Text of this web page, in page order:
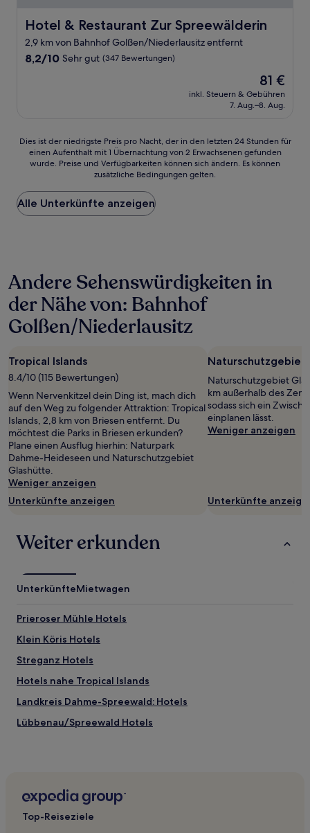
Hotel & Restaurant Zur Spreewälderin
Hotel & Restaurant Zur Spreewälderin
2,9 km von Bahnhof Golßen/Niederlausitz entfernt
8.2
8,2/10 Sehr gut (347 Bewertungen)
Der
Preis
beträgt
81 €
inkl. Steuern & Gebühren
7. Aug.–8. Aug.
Dies
der
Preis
pro
Nacht,
24 Stunden
für
einen
Aufenthalt
mit
2 Erwachsenen
gefunden
wurde.
Preise
und
Verfügbarkeiten
können
sich
ändern.
Es
können
zusätzliche
Dies ist der niedrigste Preis pro Nacht, der in den letzten 24 Stunden für
einen Aufenthalt mit 1 Übernachtung von 2 Erwachsenen gefunden
wurde. Preise und Verfügbarkeiten können sich ändern. Es können
zusätzliche Bedingungen gelten.
Alle Unterkünfte anzeigen
Andere Sehenswürdigkeiten in
der Nähe von: Bahnhof
Golßen/Niederlausitz
Tropical Islands
8.4/10 (115 Bewertungen)
Wenn Nervenkitzel dein Ding ist, mach dich
auf den Weg zu folgender Attraktion: Tropical
Islands, 2,8 km von Briesen entfernt. Du
möchtest die Parks in Briesen erkunden?
Plane einen Ausflug hierhin: Naturpark
Dahme-Heideseen und Naturschutzgebiet
Glashütte.
Weniger anzeigen
Unterkünfte anzeigen
Naturschutzgebiet
Naturschutzgebiet
km außerhalb des
sodass sich ein
einplanen lässt.
Weniger anzeigen
Unterkünfte
Weiter erkunden
UnterkünfteMietwagen
Prieroser Mühle Hotels
Klein Köris Hotels
Streganz Hotels
Hotels nahe Tropical Islands
Landkreis Dahme-Spreewald: Hotels
Lübbenau/Spreewald Hotels
Großmachnow Hotels
Teltow-Fläming: Hotels
Top-Reiseziele